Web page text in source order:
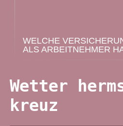
WELCHE
ALS ARBEITNEHMER
Wetter
kreuz